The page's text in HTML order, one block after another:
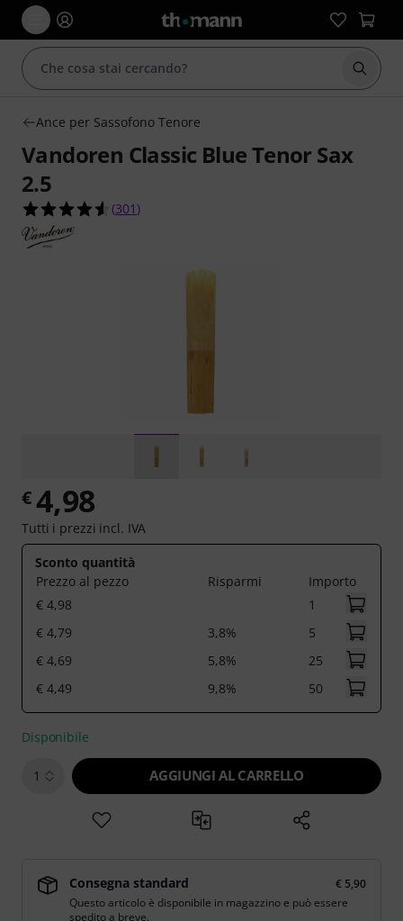
Ance per Sassofono Tenore
Vandoren Classic Blue Tenor Sax
2.5
4.5 su 5 stelle su 301 valutazioni dei clienti
(301 )
€4,98
Tutti i prezzi incl. IVA
Sconto quantità
Prezzo al pezzo
Risparmi
Importo
€ 4,98
1
€ 4,79
3,8%
5
€ 4,69
5,8%
25
€ 4,49
9,8% 50
Disponibile
1 AGGIUNGI AL CARRELLO
Consegna standard
€ 5,90
Questo articolo è disponibile in magazzino e può essere
spedito a breve.